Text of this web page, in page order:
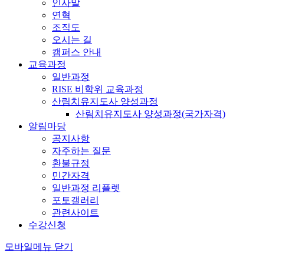
인사말
연혁
조직도
오시는 길
캠퍼스 안내
교육과정
일반과정
RISE 비학위 교육과정
산림치유지도사 양성과정
산림치유지도사 양성과정(국가자격)
알림마당
공지사항
자주하는 질문
환불규정
민간자격
일반과정 리플렛
포토갤러리
관련사이트
수강신청
모바일메뉴 닫기